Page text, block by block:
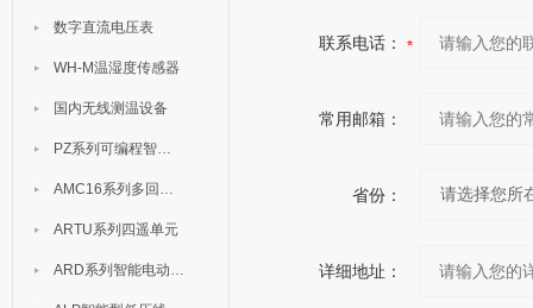
数字直流电压表
WH-M温湿度传感器
国内无线测温设备
PZ系列可编程智能表
AMC16系列多回路监控装置
ARTU系列四遥单元
ARD系列智能电动机保护器
联系电话：
常用邮箱：
省份：
详细地址：